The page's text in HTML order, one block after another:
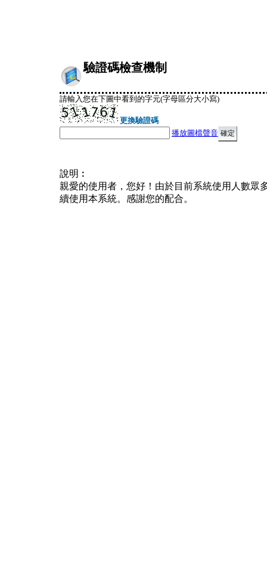
驗證碼檢查機制
請輸入您在下圖中看到的字元(字母區分大小寫)
更換驗證碼
播放圖檔聲音
說明︰
親愛的使用者，您好！由於目前系統使用人數眾
續使用本系統。感謝您的配合。